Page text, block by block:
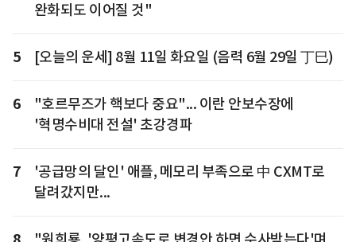
완화되도 이어질 것"
5 [오늘의 운세] 8월 11일 화요일 (음력 6월 29일 丁巳)
6
"호르무즈가 핵보다 중요"... 이란 안보수장에
'혁명수비대 전설' 초강경파
7
'공급망의 달인' 애플, 메모리 부족으로 中 CXMT로
달려갔지만...